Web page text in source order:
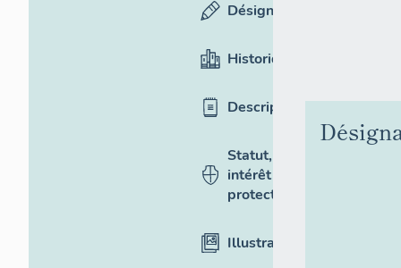
Désignation
Historique
Description
Statut,
intérêt et
protection
Illustrations